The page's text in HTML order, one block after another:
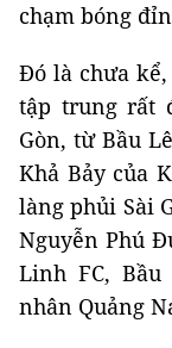
chạm bóng
Đó là chưa kể,
tập trung rất
Gòn, từ Bầu
Khả Bảy của
làng phủi Sài
Nguyễn Phú
Linh FC, Bầu
nhân Quảng